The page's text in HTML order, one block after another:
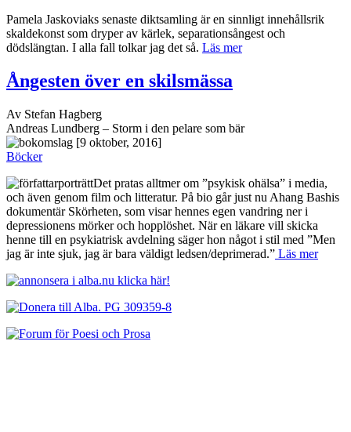
Pamela Jaskoviaks senaste diktsamling är en sinnligt innehållsrik
skaldekonst som dryper av kärlek, separationsångest och
dödslängtan. I alla fall tolkar jag det så. Läs mer
Ångesten över en skilsmässa
Av Stefan Hagberg
Andreas Lundberg – Storm i den pelare som bär
[9 oktober, 2016]
Böcker
Det pratas alltmer om ”psykisk ohälsa” i media,
och även genom film och litteratur. På bio går just nu Ahang Bashis
dokumentär Skörheten, som visar hennes egen vandring ner i
depressionens mörker och hopplöshet. När en läkare vill skicka
henne till en psykiatrisk avdelning säger hon något i stil med ”Men
jag är inte sjuk, jag är bara väldigt ledsen/deprimerad.” Läs mer